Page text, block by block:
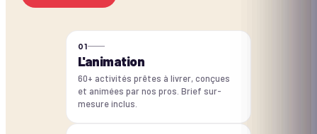
01
L'animation
60+ activités prêtes à livrer, conçues
et animées par nos pros. Brief sur-
mesure inclus.